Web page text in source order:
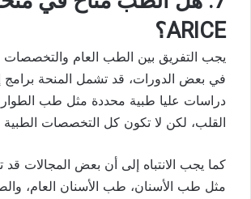
ARICE؟
يجب التفريق بين الطب العام والتخصصات
في بعض الدورات، قد تشمل المنحة برامج
دراسات عليا طبية محددة مثل طب
القلب، لكن لا تكون كل التخصصات الطبية
كما يجب الانتباه إلى أن بعض المجالات قد
مثل طب الأسنان، طب الأسنان العام،